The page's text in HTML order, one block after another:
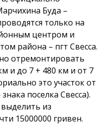
Буда –
только на
центром и
района – пгт Свесса.
отремонтировать
и до 7 + 480 км и от 7
это участок от
поселка Свесса).
из
15000000 гривен.